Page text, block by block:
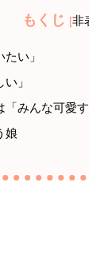
もくじ [非
い」
」
「みんな可愛
娘